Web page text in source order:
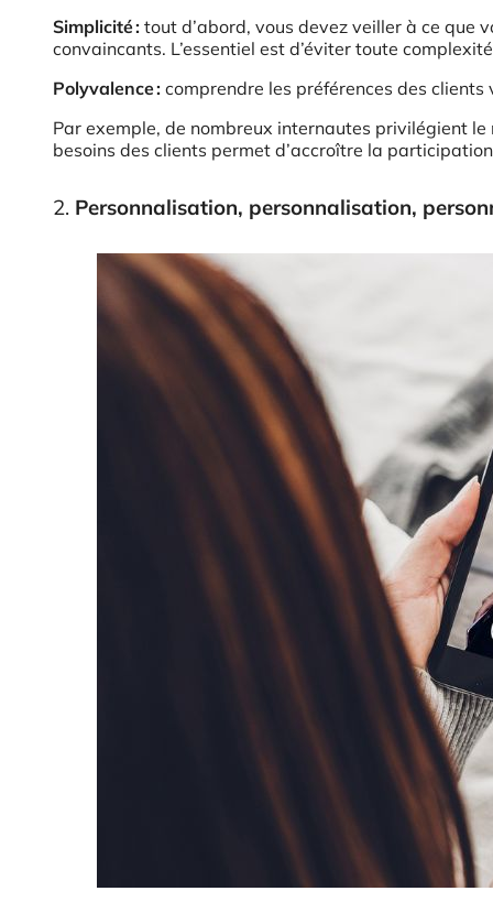
Simplicité : tout d’abord, vous devez veiller à ce que
convaincants. L’essentiel est d’éviter toute
Polyvalence : comprendre les préférences des
Par exemple, de nombreux internautes privilégient
besoins des clients permet d’accroître la
2. Personnalisation, personnalisation,